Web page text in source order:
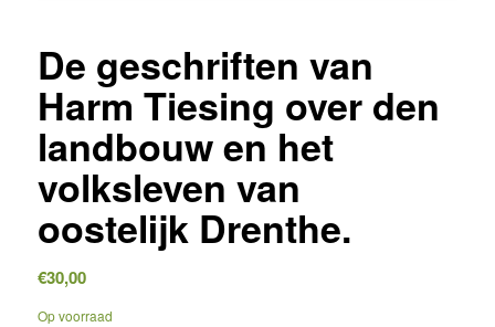
De geschriften van
Harm Tiesing over den
landbouw en het
volksleven van
oostelijk Drenthe.
€30,00
Op voorraad